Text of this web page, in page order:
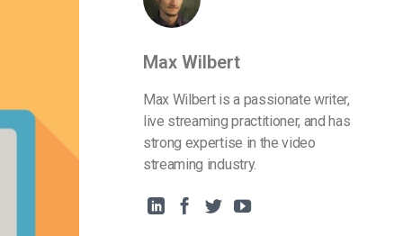
Max Wilbert
Max Wilbert is a passionate writer,
live streaming practitioner, and has
strong expertise in the video
streaming industry.